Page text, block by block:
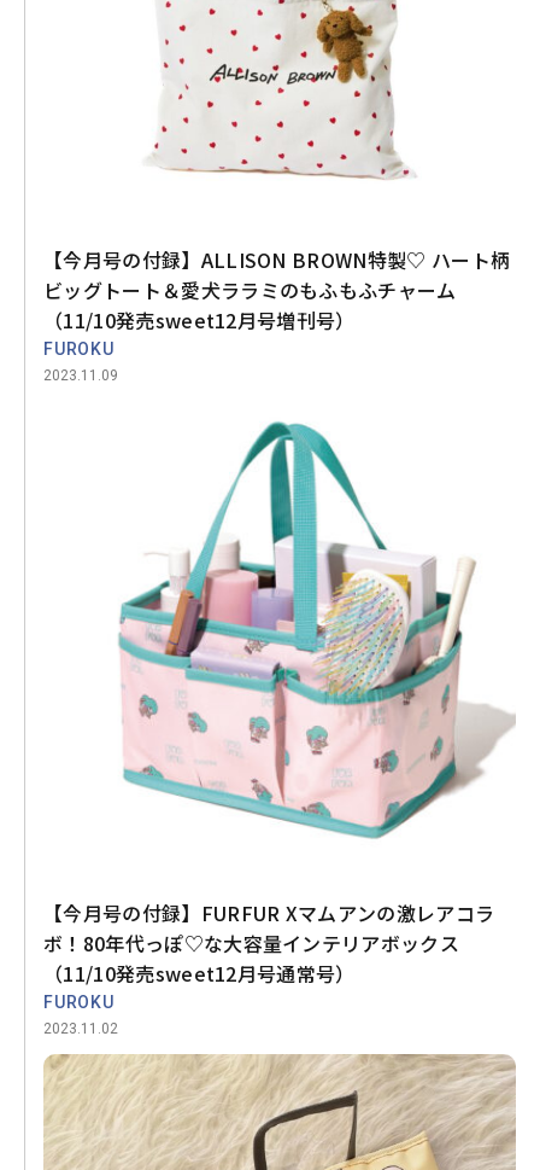
【今月号の付録】ALLISON BROWN特製♡ ハート柄
ビッグトート＆愛犬ララミのもふもふチャーム
（11/10発売sweet12月号増刊号）
FUROKU
2023.11.09
【今月号の付録】FURFUR Xマムアンの激レアコラ
ボ！80年代っぽ♡な大容量インテリアボックス
（11/10発売sweet12月号通常号）
FUROKU
2023.11.02